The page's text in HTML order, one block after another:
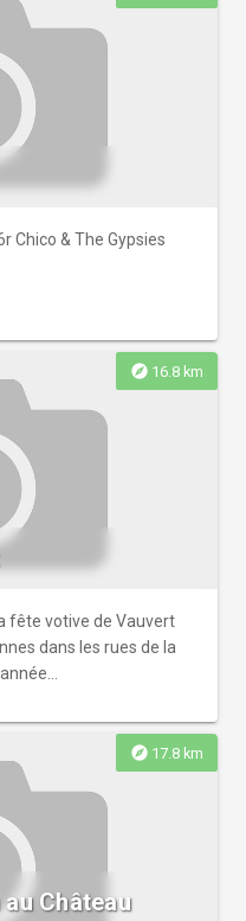
Chico & The Gypsies
explore 16.8 km
fête votive de Vauvert
dans les rues de la
explore 17.8 km
Château